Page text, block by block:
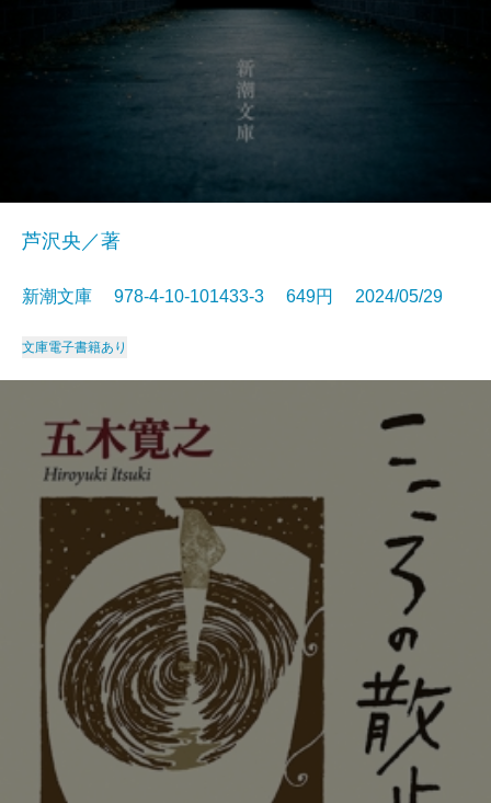
芦沢央／著
新潮文庫 978-4-10-101433-3 649円 2024/05/29
文庫電子書籍あり